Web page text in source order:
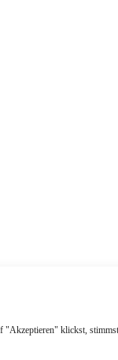
klickst,